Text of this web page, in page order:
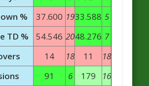
%
37.600 1933.588 5
TD %
54.546 2048.276 7
14 18 11
18
91 6 179
16